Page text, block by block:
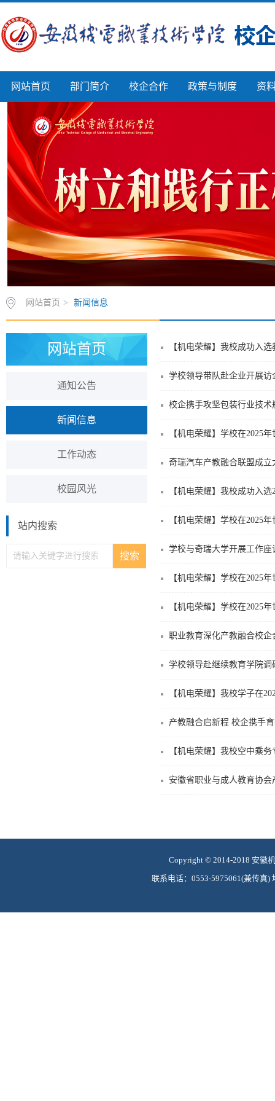
网站首页 部门简介 校企合作 政策与制度 资
网站首页 > 新闻信息
网站首页
通知公告
新闻信息
工作动态
校园风光
站内搜索
【机电荣耀】我校成功入
学校领导带队赴企业开展
校企携手攻坚包装行业技
【机电荣耀】学校在2025
奇瑞汽车产教融合联盟成
【机电荣耀】我校成功入
【机电荣耀】学校在2025
学校与奇瑞大学开展工作座
【机电荣耀】学校在2025
职业教育深化产教融合校
学校领导赴继续教育学院调
产教融合启新程 校企携手
【机电荣耀】我校空中乘
安徽省职业与成人教育协
Copyright © 2014-2018 安徽
联系电话：0553-5975061(兼传真